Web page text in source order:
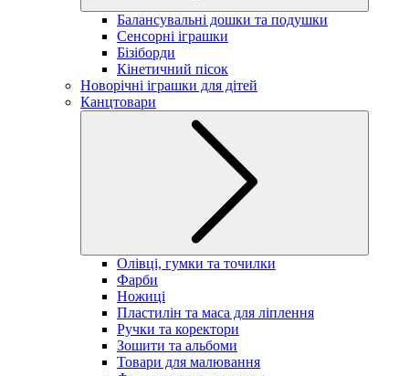
Балансувальні дошки та подушки
Сенсорні іграшки
Бізіборди
Кінетичний пісок
Новорічні іграшки для дітей
Канцтовари
Олівці, гумки та точилки
Фарби
Ножиці
Пластилін та маса для ліплення
Ручки та коректори
Зошити та альбоми
Товари для малювання